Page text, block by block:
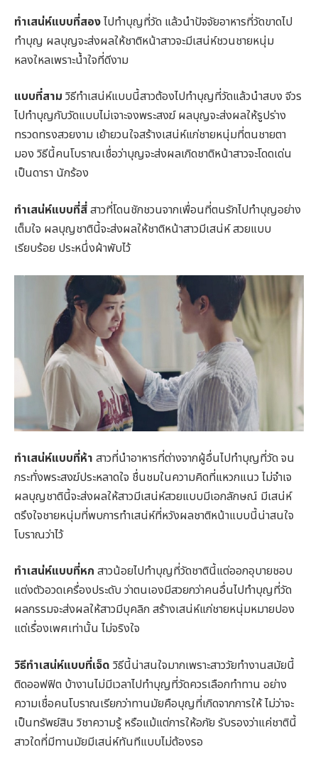
ทำเสน่ห์แบบที่สองไปทำบุญที่วัด แล้วนำปัจจัยอาหารที่วัดขาดไป
ทำบุญ ผลบุญจะส่งผลให้ชาติหน้าสาวจะมีเสน่ห์ชวนชายหนุ่ม
หลงใหลเพราะน้ำใจที่ดีงาม
แบบที่สาม วิธีทำเสน่ห์แบบนี้สาวต้องไปทำบุญที่วัดแล้วนำสบง จีวร
ไปทำบุญกับวัดแบบไม่เจาะจงพระสงฆ์ ผลบุญจะส่งผลให้รูปร่าง
ทรวดทรงสวยงาม เย้ายวนใจสร้างเสน่ห์แก่ชายหนุ่มที่ตนชายตา
มอง วิธีนี้คนโบราณเชื่อว่าบุญจะส่งผลเกิดชาติหน้าสาวจะโดดเด่น
เป็นดารา นักร้อง
ทำเสน่ห์แบบที่สี่สาวที่โดนชักชวนจากเพื่อนที่ตนรักไปทำบุญอย่าง
เต็มใจ ผลบุญชาตินี้จะส่งผลให้ชาติหน้าสาวมีเสน่ห์ สวยแบบ
เรียบร้อย ประหนึ่งผ้าพับไว้
ทำเสน่ห์แบบที่ห้า สาวที่นำอาหารที่ต่างจากผู้อื่นไปทำบุญที่วัด จน
กระทั่งพระสงฆ์ประหลาดใจ ชื่นชมในความคิดที่แหวกแนว ไม่จำเจ
ผลบุญชาตินี้จะส่งผลให้สาวมีเสน่ห์สวยแบบมีเอกลักษณ์ มีเสน่ห์
ตรึงใจชายหนุ่มที่พบการทำเสน่ห์ที่หวังผลชาติหน้าแบบนี้น่าสนใจ
โบราณว่าไว้
ทำเสน่ห์แบบที่หก สาวน้อยไปทำบุญที่วัดชาตินี้แต่ออกอุบายชอบ
แต่งตัวอวดเครื่องประดับ ว่าตนเองมีสวยกว่าคนอื่นไปทำบุญที่วัด
ผลกรรมจะส่งผลให้สาวมีบุคลิก สร้างเสน่ห์แก่ชายหนุ่มหมายปอง
แต่เรื่องเพศเท่านั้น ไม่จริงใจ
วิธีทำเสน่ห์แบบที่เจ็ด วิธีนี้น่าสนใจมากเพราะสาววัยทำงานสมัยนี้
ติดออฟฟิต บ้างานไม่มีเวลาไปทำบุญที่วัดควรเลือกทำทาน อย่าง
ความเชื่อคนโบราณเรียกว่าทานมัยคือบุญที่เกิดจากการให้ ไม่ว่าจะ
เป็นทรัพย์สิน วิชาความรู้ หรือแม้แต่การให้อภัย รับรองว่าแค่ชาตินี้
สาวใดที่มีทานมัยมีเสน่ห์ทันทีแบบไม่ต้องรอ